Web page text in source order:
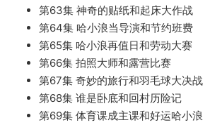
第63集 神奇的贴纸和起床大作战
第64集 哈小浪当导演和节约班费
第65集 哈小浪再值日和劳动大赛
第66集 拍照大师和露营比赛
第67集 奇妙的旅行和羽毛球大决战
第68集 谁是卧底和回村历险记
第69集 体育课成主课和好运哈小浪